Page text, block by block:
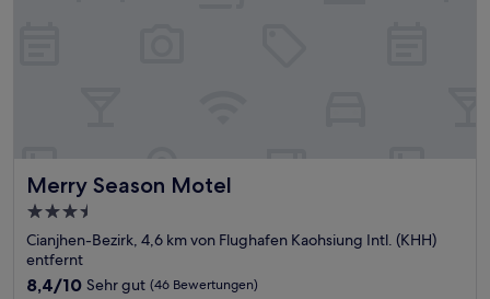
Merry Season Motel
Merry Season Motel
3.5-
Sterne-
Unterkunft
Cianjhen-Bezirk, 4,6 km von Flughafen Kaohsiung Intl. (KHH)
entfernt
8.4
8,4/10 Sehr gut (46 Bewertungen)